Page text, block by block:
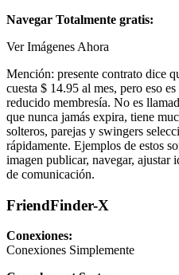
Navegar Totalmente gratis:
Ver Imágenes Ahora
Mención: presente contrato dice
cuesta $ 14.95 al mes, pero eso
reducido membresía. No es
que nunca jamás expira, tiene
solteros, parejas y swingers
rápidamente. Ejemplos de estos
imagen publicar, navegar, ajustar
de comunicación.
FriendFinder-X
Conexiones:
Conexiones Simplemente